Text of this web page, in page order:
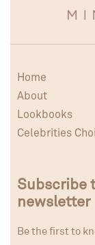
Home
About
Lookbooks
Celebrities
Subscribe
newsletter
Be the first to